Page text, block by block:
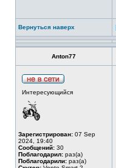
Вернуться наверх
Anton77
Интересующийся
Зарегистрирован: 07 Sep
2024, 19:40
Сообщений: 30
Поблагодарил: раз(а)
Поблагодарили: раз(а)